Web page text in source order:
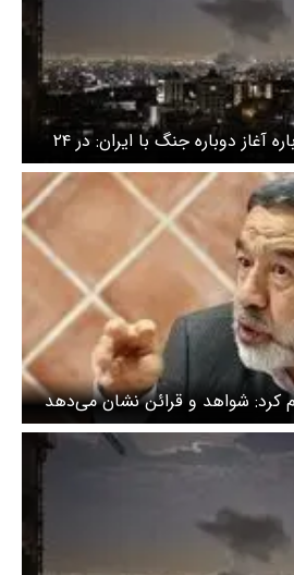
ادعای مقام اسرائیلی درباره آغاز دوباره جنگ با ایران: در ۲۴
خواهد شد
کرد: شواهد و قرائن نشان می‌دهد
و اسراییل قصد تصرف برخی از جزایر ما در جنوب را